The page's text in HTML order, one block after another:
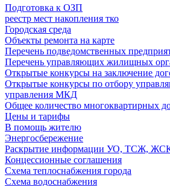
Подготовка к ОЗП
реестр мест накопления тко
Городская среда
Объекты ремонта на карте
Перечень подведомственных
Перечень управляющих жилищных
Открытые конкурсы на заключение
Открытые конкурсы по отбору
управления МКД
Общее количество многоквартирных
Цены и тарифы
В помощь жителю
Энергосбережение
Раскрытие информации УО, ТСЖ,
Концессионные соглашения
Схема теплоснабжения города
Схема водоснабжения